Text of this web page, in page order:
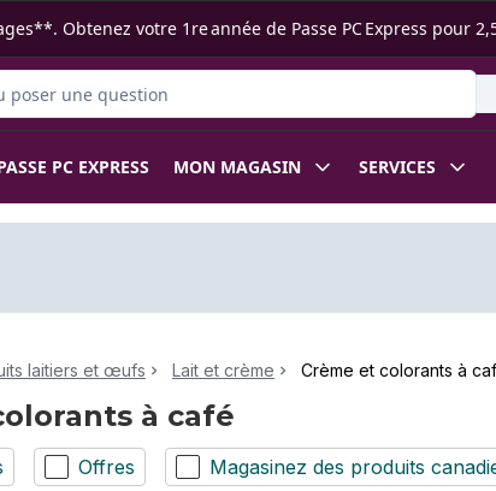
Obtenez votre 1re année de Passe PC Express pour
PC EXPRESS MON MAGASIN SERVICES
laitiers et œufs Lait et crème Crème et colorants à
à café
Offres Magasinez des produits